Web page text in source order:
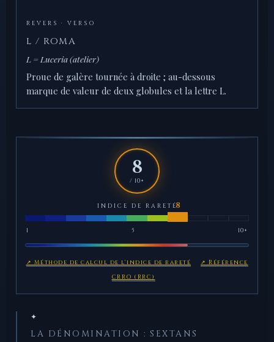
REVERS · VERSO
L / ROMA
L = Luceria (atelier)
Proue de galère tournée à droite ; au-dessous
marque de valeur de deux globules et la lettre L.
8
/ 10+
INDICE DE RARETÉ
1 5 10+
↗ Méthode de calcul de l'indice de rareté
↗ Référence
CRRO (RRC)
✦
LA DÉNOMINATION : SEXTANS